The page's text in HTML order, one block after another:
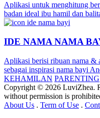
Aplikasi untuk menghitung
badan ideal ibu hamil dan
IDE NAMA NAMA
Aplikasi berisi ribuan nama &
sebagai inspirasi nama bayi
KEHAMILAN PARENTING
Copyright © 2026 LuviZhea.
without permission is
About Us . Term of Use .